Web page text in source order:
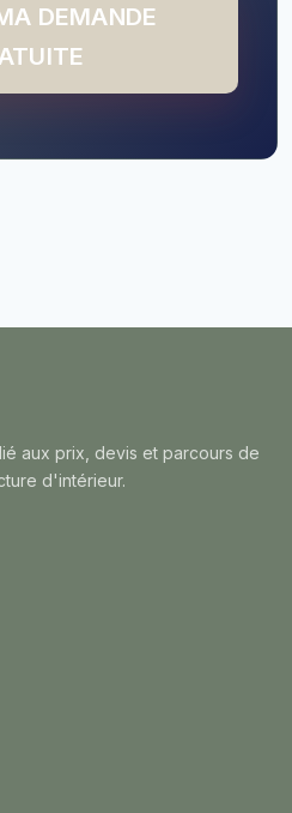
DEMANDE
aux prix, devis et parcours de
d'intérieur.